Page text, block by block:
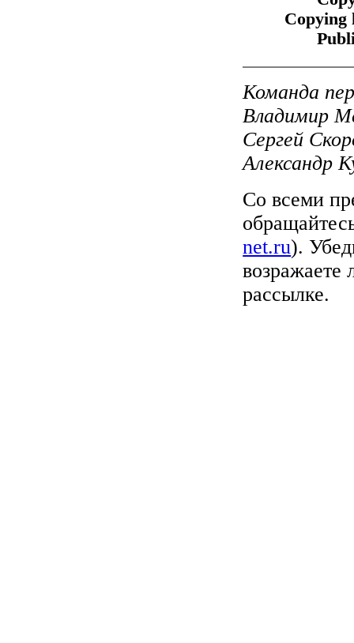
Copying
Команда
Владимир
Сергей
Александр
Со всеми
net.ru).
рассылке.